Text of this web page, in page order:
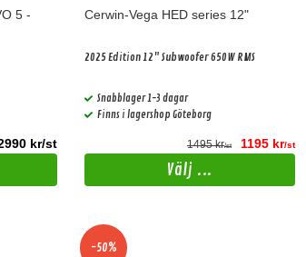
5 -
kr/st
Cerwin-Vega HED series 12"
2025 Edition 12" Subwoofer 650W RMS
Snabblager 1-3 dagar
Finns i lagershop Göteborg
1495 kr/st 1195 kr/st
Välj ...
-50%